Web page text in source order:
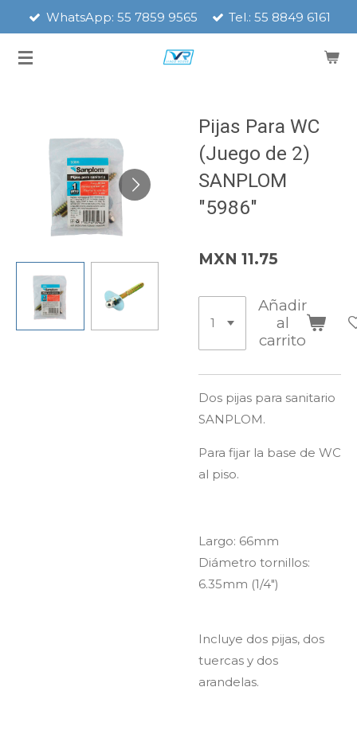
contenido
WhatsApp: 55 7859 9565 Tel.: 55 8849 6161
Pijas Para WC
(Juego de 2)
SANPLOM
"5986"
MXN 11.75
Añadir
al
carrito
Dos pijas para sanitario
SANPLOM.
Para fijar la base de WC
al piso.
Largo: 66mm
Diámetro tornillos:
6.35mm (1/4")
Incluye dos pijas, dos
tuercas y dos
arandelas.